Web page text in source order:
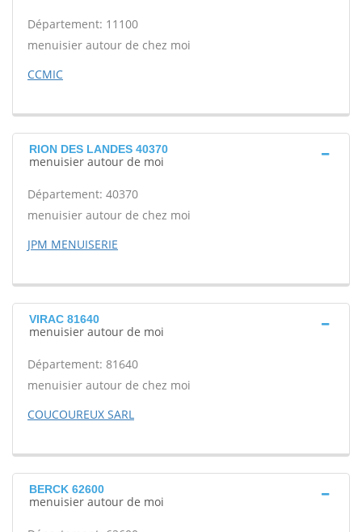
Département: 11100
menuisier autour de chez moi
CCMIC
RION DES LANDES 40370
menuisier autour de moi
Département: 40370
menuisier autour de chez moi
JPM MENUISERIE
VIRAC 81640
menuisier autour de moi
Département: 81640
menuisier autour de chez moi
COUCOUREUX SARL
BERCK 62600
menuisier autour de moi